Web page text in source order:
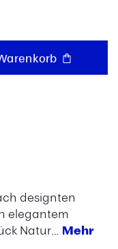
designten
elegantem
Natur… Mehr